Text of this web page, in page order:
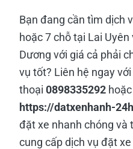
Bạn đang cần tìm dịch
hoặc 7 chỗ tại Lai Uyên
Dương với giá cả phải
vụ tốt? Liên hệ ngay
thoại 0898335292
https://datxenhanh-
đặt xe nhanh chóng và
cung cấp dịch vụ đặt